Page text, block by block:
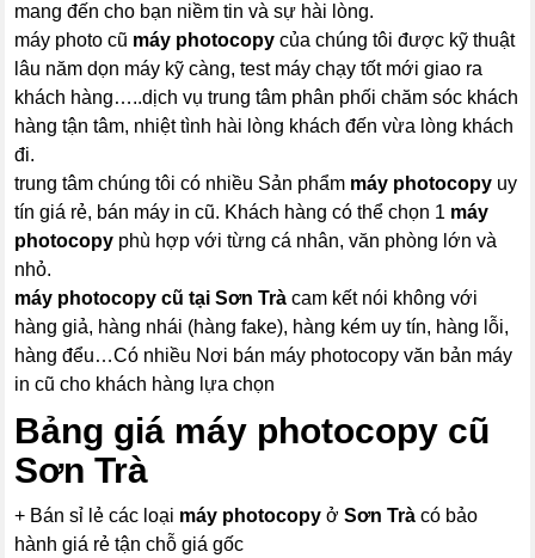
mang đến cho bạn niềm tin và sự hài lòng.
máy photo cũ máy photocopy của chúng tôi được kỹ thuật
lâu năm dọn máy kỹ càng, test máy chạy tốt mới giao ra
khách hàng…..dịch vụ trung tâm phân phối chăm sóc khách
hàng tận tâm, nhiệt tình hài lòng khách đến vừa lòng khách
đi.
trung tâm chúng tôi có nhiều Sản phẩm máy photocopy uy
tín giá rẻ, bán máy in cũ. Khách hàng có thể chọn 1 máy
photocopy phù hợp với từng cá nhân, văn phòng lớn và
nhỏ.
máy photocopy cũ tại Sơn Trà cam kết nói không với
hàng giả, hàng nhái (hàng fake), hàng kém uy tín, hàng lỗi,
hàng đểu…Có nhiều Nơi bán máy photocopy văn bản máy
in cũ cho khách hàng lựa chọn
Bảng giá máy photocopy cũ
Sơn Trà
+ Bán sỉ lẻ các loại máy photocopy ởSơn Trà có bảo
hành giá rẻ tận chỗ giá gốc